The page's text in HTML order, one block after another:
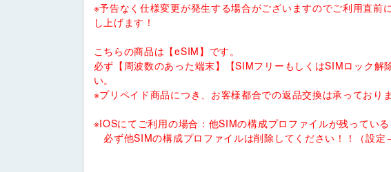
※予告なく仕様変更が発生する場合がございますのでご利用直前
し上げます！
こちらの商品は【eSIM】です。
必ず【周波数のあった端末】【SIMフリーもしくはSIMロック
い。
※プリペイド商品につき、お客様都合での返品交換は承っており
※IOSにてご利用の場合：他SIMの構成プロファイルが残ってい
必ず他SIMの構成プロファイルは削除してください！！（設